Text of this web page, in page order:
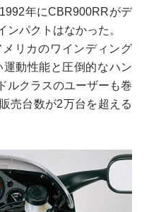
年にCBR900RRがデ
ンパクトはなかった。
リカのワインディング
動性能と圧倒的なハン
ルクラスのユーザーも巻
売台数が2万台を超える